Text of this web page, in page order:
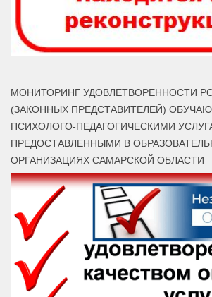
МОНИТОРИНГ УДОВЛЕТВОРЕННОСТИ
(ЗАКОННЫХ ПРЕДСТАВИТЕЛЕЙ)
ПСИХОЛОГО-ПЕДАГОГИЧЕСКИМИ
ПРЕДОСТАВЛЕННЫМИ В
ОРГАНИЗАЦИЯХ САМАРСКОЙ ОБЛАСТИ